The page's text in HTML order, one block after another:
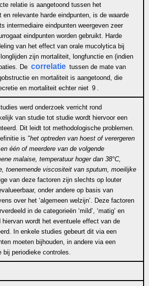
relatie is aangetoond tussen het
en relevante harde eindpunten, is de waarde
intermediaire eindpunten weergeven zeer
eindpunten worden gebruikt. Harde
van het effect van orale mucolytica bij
zijn mortaliteit, longfunctie en (indien
De correlatie tussen de mate van
en mortaliteit is aangetoond, die
en mortaliteit echter niet 9
werd onderzoek verricht rond
van studie tot studie wordt hiervoor een
Dit leidt tot methodologische problemen.
is "het optreden van hoest of verergeren
één of meerdere van de volgende
malaise, temperatuur hoger dan 38°C,
toenemende viscositeit van sputum, moeilijke
van deze factoren zijn slechts op louter
onder andere op basis van
over het ‘algemeen welzijn’. Deze factoren
in de categorieën ‘mild’, ‘matig’ en
hiervan wordt het eventuele effect van de
In enkele studies gebeurt dit via een
moeten bijhouden, in andere via een
bij periodieke controles.